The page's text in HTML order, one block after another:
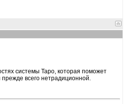
системы Таро, которая поможет
всего нетрадиционной.